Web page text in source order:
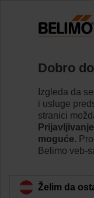
VRU-D3-BAC
Back to product
Dobro
Izgleda da
i usluge
stranici
moguće.
Belimo veb-
Želim da